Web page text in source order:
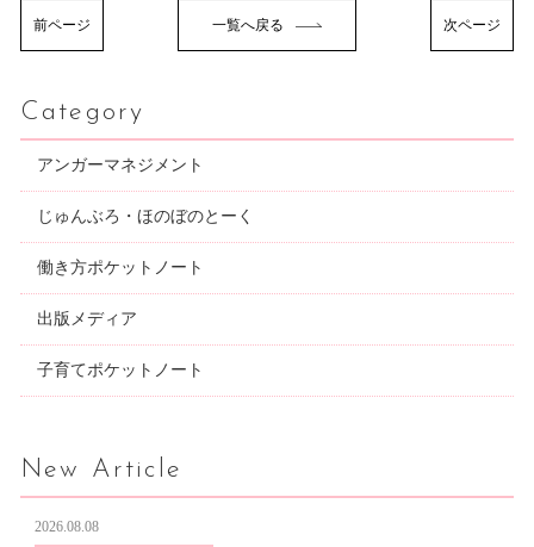
前ページ 一覧へ戻る 次ページ
Category
アンガーマネジメント
じゅんぶろ・ほのぼのとーく
働き方ポケットノート
出版メディア
子育てポケットノート
New Article
2026.08.08